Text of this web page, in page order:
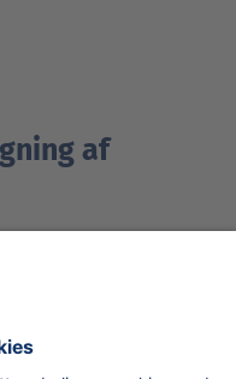
af
kan SilverDAT
til afgivelse
mange andre typer af